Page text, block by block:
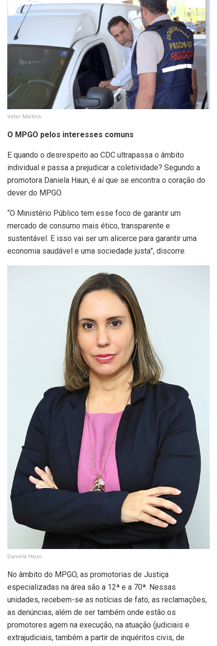
Veter Martins
O MPGO pelos interesses comuns
E quando o desrespeito ao CDC ultrapassa o âmbito
individual e passa a prejudicar a coletividade? Segundo a
promotora Daniela Haun, é aí que se encontra o coração do
dever do MPGO.
“O Ministério Público tem esse foco de garantir um
mercado de consumo mais ético, transparente e
sustentável. E isso vai ser um alicerce para garantir uma
economia saudável e uma sociedade justa”, discorre.
Daniela Haun
No âmbito do MPGO, as promotorias de Justiça
especializadas na área são a 12ª e a 70ª. Nessas
unidades, recebem-se as notícias de fato, as reclamações,
as denúncias, além de ser também onde estão os
promotores agem na execução, na atuação (judiciais e
extrajudiciais, também a partir de inquéritos civis, de